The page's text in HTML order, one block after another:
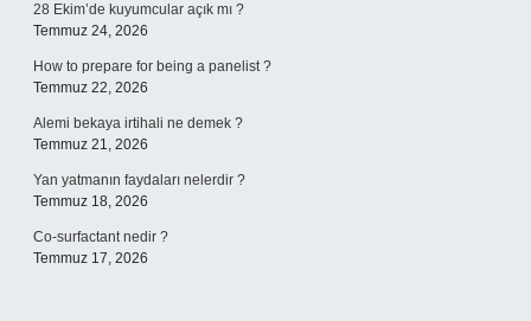
28 Ekim’de kuyumcular açık mı ?
Temmuz 24, 2026
How to prepare for being a panelist ?
Temmuz 22, 2026
Alemi bekaya irtihali ne demek ?
Temmuz 21, 2026
Yan yatmanın faydaları nelerdir ?
Temmuz 18, 2026
Co-surfactant nedir ?
Temmuz 17, 2026